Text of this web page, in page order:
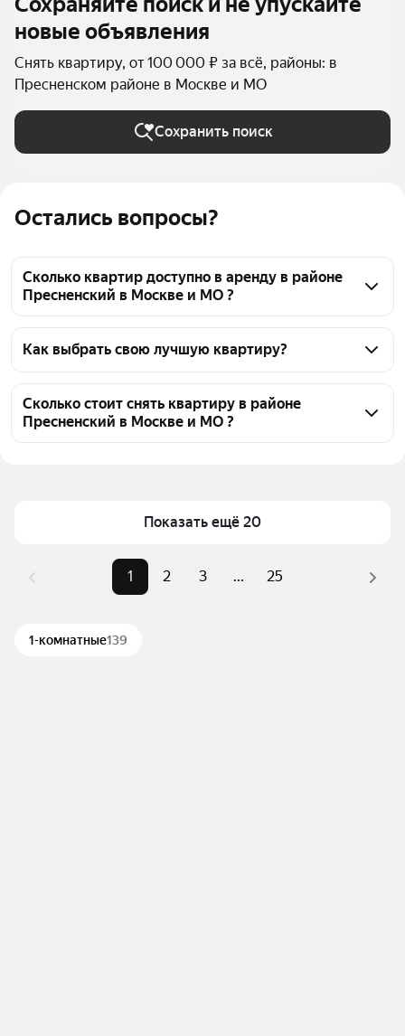
Остались вопросы?
Сколько квартир доступно в аренду в районе
Пресненский в Москве и МО ?
Москве и МО доступно в аренду 890 квартир, из
Как выбрать свою лучшую квартиру?
Пресненский, воспользуйтесь удобными
фильтрами и сортировкой для выбора среди
квадратного метра или площади
Сколько стоит снять квартиру в районе
Пресненский в Москве и МО ?
новые объявления
Снять квартиру, от 100 000 ₽ за всё, районы: в
Пресненском районе в Москве и МО
Сохранить поиск
Показать ещё 20
1 2 3 ... 25
1-комнатные139